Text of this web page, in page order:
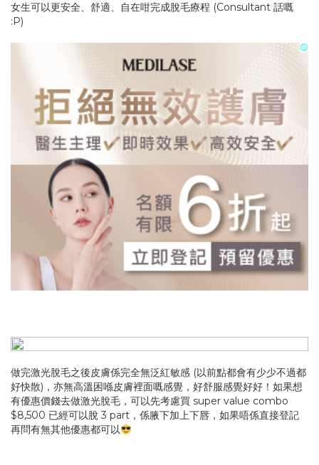
女生可以更安全、舒適、自在咁完成脫毛療程 (Consultant 話嘅
:P)
做完激光脫毛之後皮膚係完全無泛紅敏感 (以前點都會有少少不過都
好快散)，亦無高溫困喺皮膚裡面嘅感覺，好舒服感覺好好！ 如果想
有優惠價錢去做激光脫毛，可以先考慮買 super value combo
$8,500 已經可以脫 3 part，係腋下加上下唇，如果唔係直接登記
再問有無其他優惠都可以